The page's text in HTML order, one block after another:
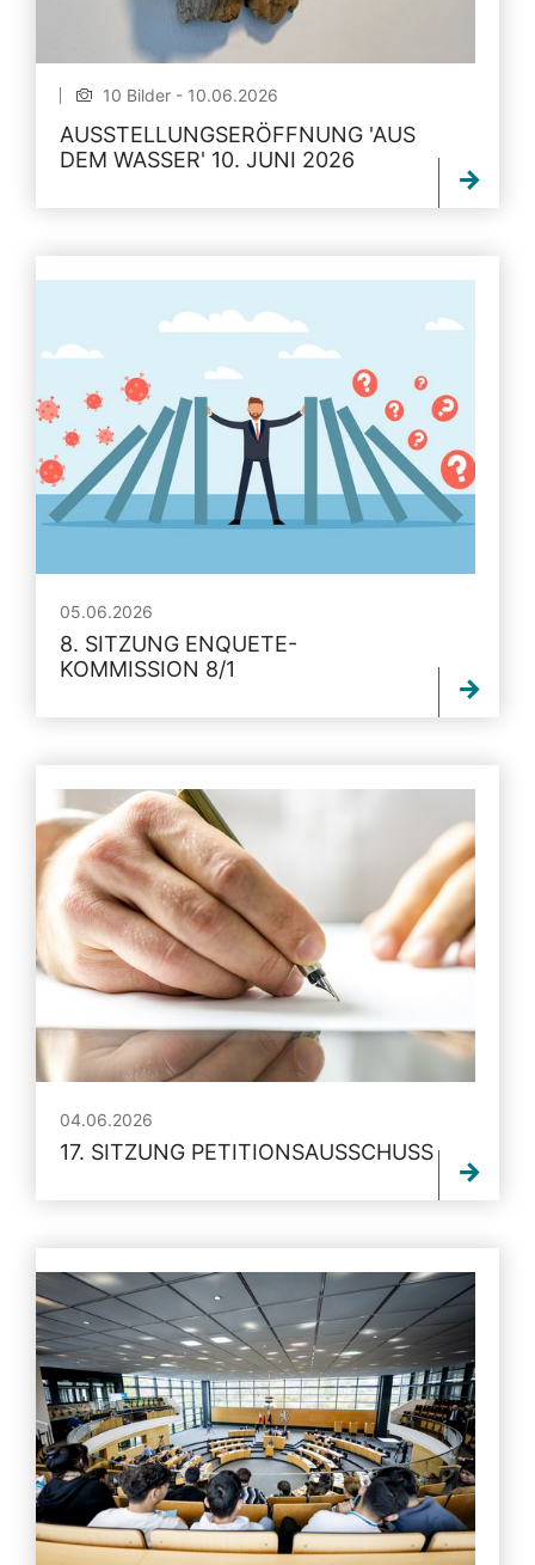
10 Bilder - 10.06.2026
AUSSTELLUNGSERÖFFNUNG 'AUS
DEM WASSER' 10. JUNI 2026
05.06.2026
8. SITZUNG ENQUETE-
KOMMISSION 8/1
04.06.2026
17. SITZUNG PETITIONSAUSSCHUSS